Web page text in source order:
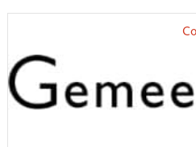
Skip
primary
navigation
Skip
content
Skip
primary
sidebar
Skip
footer